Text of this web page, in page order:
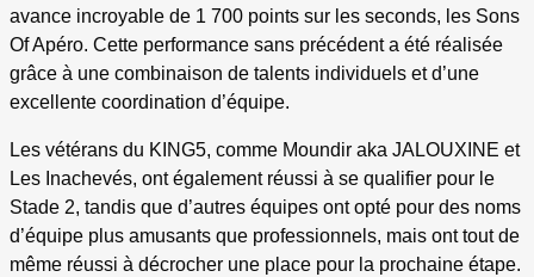
avance incroyable de 1 700 points sur les seconds, les Sons
Of Apéro. Cette performance sans précédent a été réalisée
grâce à une combinaison de talents individuels et d’une
excellente coordination d’équipe.
Les vétérans du KING5, comme Moundir aka JALOUXINE et
Les Inachevés, ont également réussi à se qualifier pour le
Stade 2, tandis que d’autres équipes ont opté pour des noms
d’équipe plus amusants que professionnels, mais ont tout de
même réussi à décrocher une place pour la prochaine étape.